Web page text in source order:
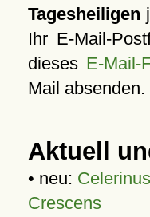
Tagesheiligen
Ihr E-Mail-
dieses E-Mail-
Mail absenden.
Aktuell
• neu:
Crescens